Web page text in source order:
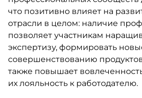
что позитивно влияет на
отрасли в целом: наличие
позволяет участникам
экспертизу, формировать
совершенствованию
также повышает
их лояльность к работодателю.